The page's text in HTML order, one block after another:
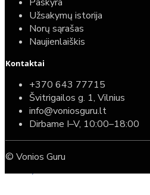
Komplektas: Tece potinkinis
mygtuku + Deante Peonia
587,00€
389,00€
Paskyra
Užsakymų istorija
Norų sąrašas
Naujienlaiškis
Kontaktai
+370 643 77715
Švitrigailos g. 1, Vilnius
info@voniosguru.lt
Dirbame I–V, 10:00–18:00
© Vonios Guru